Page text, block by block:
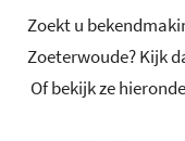
Zoekt u
Zoeterwoude? Kijk
Of bekijk ze